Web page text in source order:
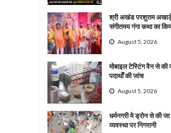
श्री अखंड परशुराम
संगीतमय गंगा कथा का
August 5, 2026
मोबाइल टेस्टिंग वैन से की
पदार्थों की जांच
August 5, 2026
धर्मनगरी मे ड्रोन से की
व्यवस्था पर निगरानी